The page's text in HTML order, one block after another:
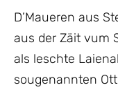
D’Maueren aus
aus der Zäit vum
als leschte
sougenannten